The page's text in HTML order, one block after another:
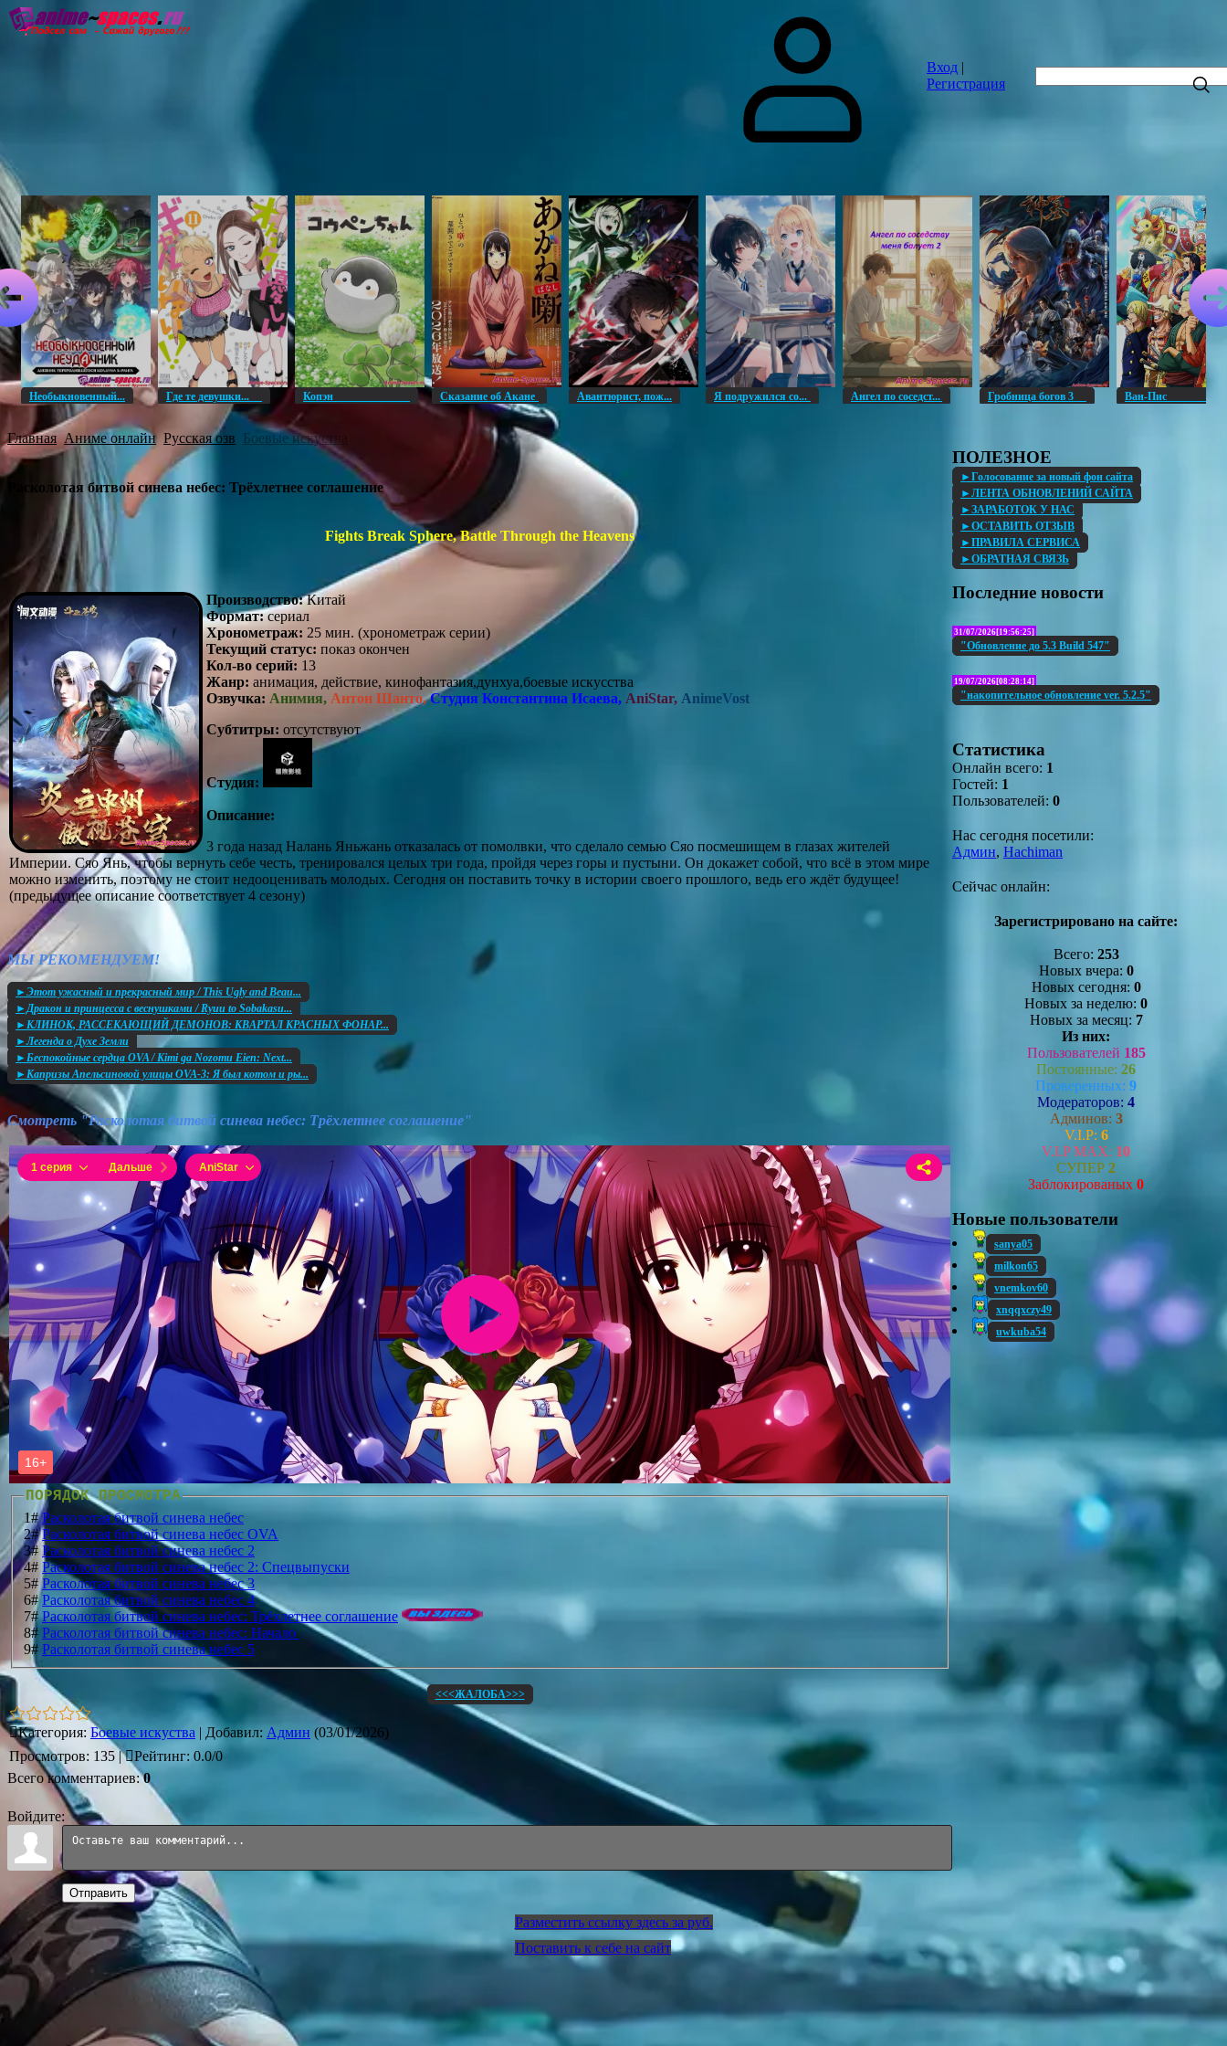
Вход |
Регистрация
Необыкновенный... Где те девушки... Копэн Сказание об Акане Авантюрист, пож... Я подружился со... Ангел по соседст... Гробница богов 3 Ван-
Главная Аниме онлайн Русская озв Боевые искуства
Расколотая битвой синева небес: Трёхлетнее соглашение
Fights Break Sphere, Battle Through the Heavens
Производство:Китай
Формат:сериал
Хронометраж: 25 мин. (хронометраж серии)
Текущий статус: показ окончен
Кол-во серий: 13
Жанр: анимация, действие, кинофантазия,дунхуа,боевые искусства
Озвучка: Анимия, Антон Шанто,Студия Константина Исаева, AniStar, AnimeVost
Субтитры: отсутствуют
Студия:
Описание:
3 года назад Налань Яньжань отказалась от помолвки, что сделало семью Сяо посмешищем в глазах жителей
Империи. Сяо Янь, чтобы вернуть себе честь, тренировался целых три года, пройдя через горы и пустыни. Он докажет собой, что всё в этом мире
можно изменить, поэтому не стоит недооценивать молодых. Сегодня он поставить точку в истории своего прошлого, ведь его ждёт будущее!
(предыдущее описание соответствует 4 сезону)
МЫ РЕКОМЕНДУЕМ!
►Этот ужасный и прекрасный мир / This Ugly and Beau...
►Дракон и принцесса с веснушками / Ryuu to Sobakasu...
►КЛИНОК, РАССЕКАЮЩИЙ ДЕМОНОВ: КВАРТАЛ КРАСНЫХ ФОНАР...
►Легенда о Духе Земли
►Беспокойные сердца OVA / Kimi ga Nozomu Eien: Next...
►Капризы Апельсиновой улицы OVA-3: Я был котом и ры...
Смотреть "Расколотая битвой синева небес: Трёхлетнее соглашение"
ПОРЯДОК ПРОСМОТРА
1#Расколотая битвой синева небес
2#Расколотая битвой синева небес OVA
3#Расколотая битвой синева небес 2
4# Расколотая битвой синева небес 2: Спецвыпуски
5#Расколотая битвой синева небес 3
6#Расколотая битвой синева небес 4
7#Расколотая битвой синева небес: Трёхлетнее соглашение
8# Расколотая битвой синева небес: Начало
9# Расколотая битвой синева небес 5
<<<ЖАЛОБА>>>
Категория: Боевые искуства | Добавил: Админ (03/01/2026)
Просмотров: 135 | Рейтинг: 0.0/0
Всего комментариев:0
Войдите:
Отправить
ПОЛЕЗНОЕ
►Голосование за новый фон сайта
►ЛЕНТА ОБНОВЛЕНИЙ САЙТА
►ЗАРАБОТОК У НАС
►ОСТАВИТЬ ОТЗЫВ
►ПРАВИЛА СЕРВИСА
►ОБРАТНАЯ СВЯЗЬ
Последние новости
31/07/2026[19:56:25]
"Обновление до 5.3 Build 547"
19/07/2026[08:28:14]
"накопительное обновление ver. 5.2.5"
Статистика
Онлайн всего: 1
Гостей: 1
Пользователей: 0
Нас сегодня посетили:
Админ, Hachiman
Сейчас онлайн:
Зарегистрировано на сайте:
Всего: 253
Новых вчера: 0
Новых сегодня: 0
Новых за неделю: 0
Новых за месяц: 7
Из них:
Пользователей 185
Постоянные: 26
Проверенных: 9
Модераторов: 4
Админов: 3
V.I.P: 6
V.I.P MAX: 10
СУПЕР 2
Заблокированых 0
Новые пользователи
sanya05
milkon65
vnemkov60
xnqqxczy49
uwkuba54
Разместить ссылку здесь за руб.
Поставить к себе на сайт